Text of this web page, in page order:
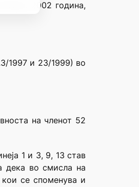
2002 година,
1997 и 23/1999) во
на членот 52
1 и 3, 9, 13 став
дека во смисла на
се споменува и